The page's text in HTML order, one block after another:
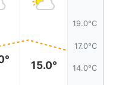
19.0°C
17.0°C
14.0°C
15.0°